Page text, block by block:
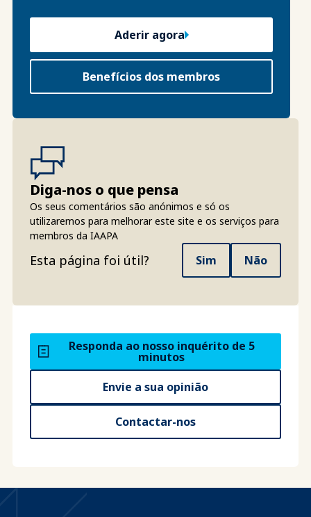
Aderir agora
Benefícios dos membros
Diga-nos o que pensa
Os seus comentários são anónimos e só os
utilizaremos para melhorar este site e os serviços para
membros da IAAPA
Esta página foi útil? Sim Não
Responda ao nosso inquérito de 5
minutos
Envie a sua opinião
Contactar-nos